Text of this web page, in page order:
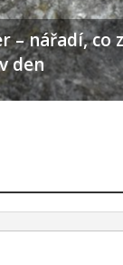
– nářadí, co
den